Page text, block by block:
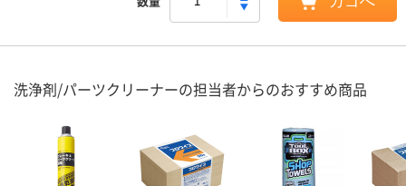
洗浄剤/パーツクリーナーの担当者からのおすすめ商品